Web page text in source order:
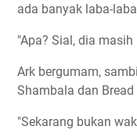
ada banyak laba-
"Apa? Sial, dia
Ark bergumam,
Shambala dan
"Sekarang bukan